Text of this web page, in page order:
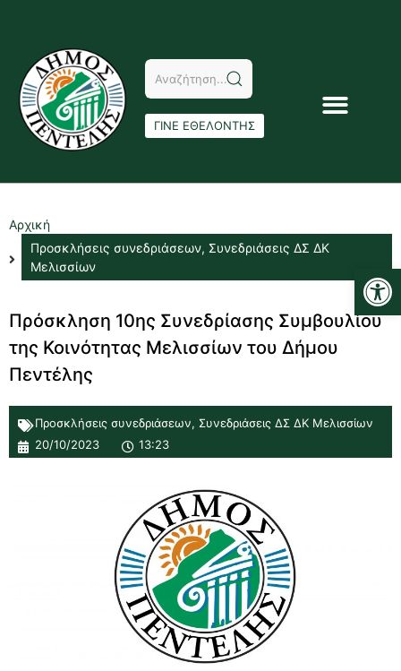
ΓΙΝΕ ΕΘΕΛΟΝΤΗΣ
Αρχική
Προσκλήσεις συνεδριάσεων, Συνεδριάσεις ΔΣ ΔΚ
Μελισσίων
Πρόσκληση 10ης Συνεδρίασης Συμβουλίου
της Κοινότητας Μελισσίων του Δήμου
Πεντέλης
Προσκλήσεις συνεδριάσεων, Συνεδριάσεις ΔΣ ΔΚ Μελισσίων
20/10/2023
13:23